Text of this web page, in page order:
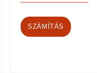
SZÁMÍTÁS